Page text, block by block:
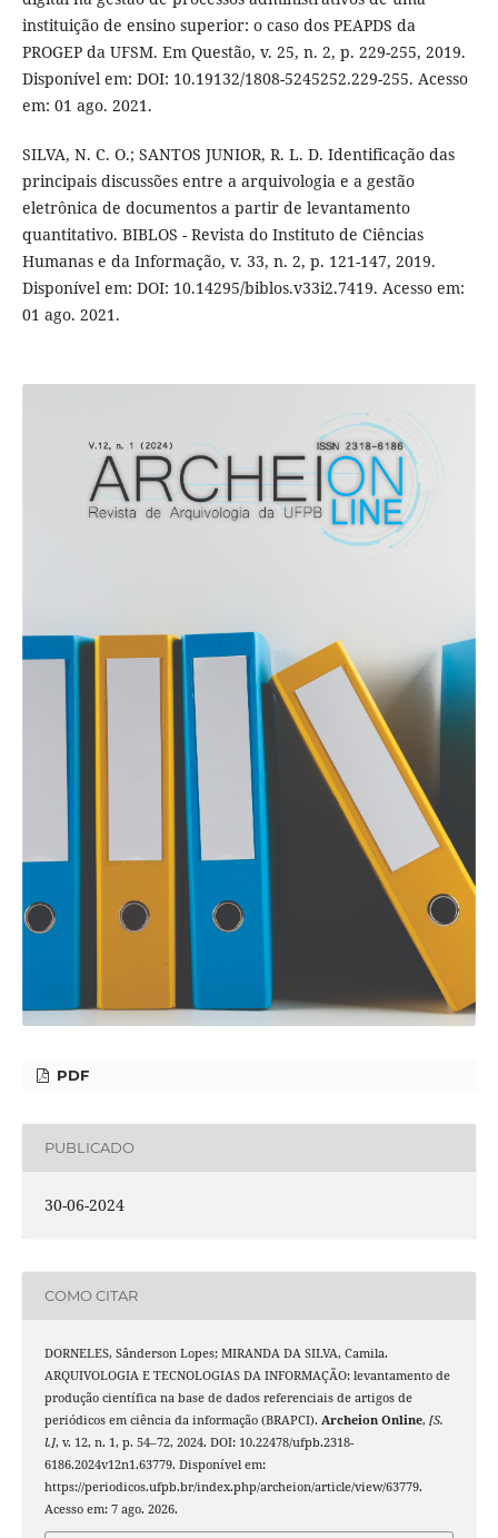
instituição de ensino superior: o caso dos PEAPDS da
PROGEP da UFSM. Em Questão, v. 25, n. 2, p. 229-255, 2019.
Disponível em: DOI: 10.19132/1808-5245252.229-255. Acesso
em: 01 ago. 2021.
SILVA, N. C. O.; SANTOS JUNIOR, R. L. D. Identificação das
principais discussões entre a arquivologia e a gestão
eletrônica de documentos a partir de levantamento
quantitativo. BIBLOS - Revista do Instituto de Ciências
Humanas e da Informação, v. 33, n. 2, p. 121-147, 2019.
Disponível em: DOI: 10.14295/biblos.v33i2.7419. Acesso em:
01 ago. 2021.
PDF
PUBLICADO
30-06-2024
COMO CITAR
DORNELES, Sânderson Lopes; MIRANDA DA SILVA, Camila.
ARQUIVOLOGIA E TECNOLOGIAS DA INFORMAÇÃO: levantamento de
produção científica na base de dados referenciais de artigos de
periódicos em ciência da informação (BRAPCI). Archeion Online, [S.
l.], v. 12, n. 1, p. 54–72, 2024. DOI: 10.22478/ufpb.2318-
6186.2024v12n1.63779. Disponível em:
https://periodicos.ufpb.br/index.php/archeion/article/view/63779.
Acesso em: 7 ago. 2026.